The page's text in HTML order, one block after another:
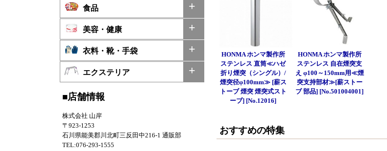
食品
美容・健康
衣料・靴・手袋
エクステリア
■店舗情報
株式会社 山岸
〒923-1253
石川県能美郡川北町三反田中216-1 通販部
TEL:076-293-1555
HONMA ホンマ製作所
ステンレス 直筒≪ハゼ
折り煙突（シングル）/
煙突径φ100mm≫ [薪ス
トーブ 煙突 煙突式スト
ーブ] [No.12016]
HONMA ホンマ製作所
ステンレス 自在煙突支
え φ100～150mm用≪煙
突支持部材≫[薪ストー
ブ 部品] [No.501004001]
おすすめの特集